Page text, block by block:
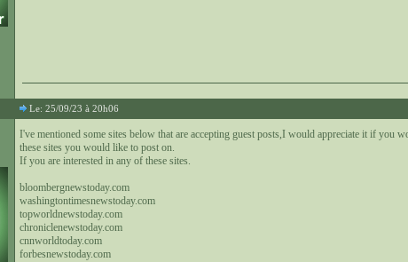
Le: 25/09/23 à 20h06
I've mentioned some sites below that are accepting guest posts,I would appreciate it if you
these sites you would like to post on.
If you are interested in any of these sites.
bloombergnewstoday.com
washingtontimesnewstoday.com
topworldnewstoday.com
chroniclenewstoday.com
cnnworldtoday.com
forbesnewstoday.com